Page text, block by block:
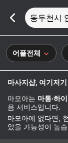
동두천시
어플전체
마사지샵, 여기저
마모아는 마통·하
음 서비스입니다.
마모아에 없다면,
았을 가능성이 높